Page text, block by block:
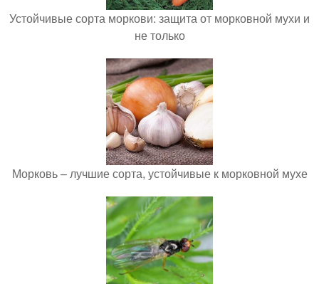
Устойчивые сорта моркови: защита от морковной мухи и
не только
Морковь – лучшие сорта, устойчивые к морковной мухе